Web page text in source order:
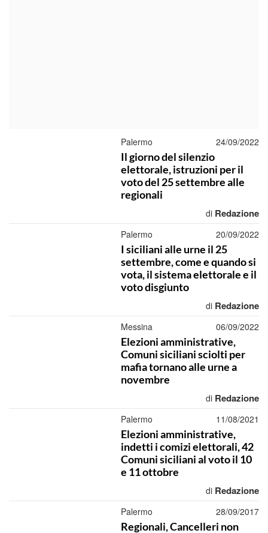
Palermo 24/09/2022
Il giorno del silenzio
elettorale, istruzioni per il
voto del 25 settembre alle
regionali
di Redazione
Palermo 20/09/2022
I siciliani alle urne il 25
settembre, come e quando si
vota, il sistema elettorale e il
voto disgiunto
di Redazione
Messina 06/09/2022
Elezioni amministrative,
Comuni siciliani sciolti per
mafia tornano alle urne a
novembre
di Redazione
Palermo 11/08/2021
Elezioni amministrative,
indetti i comizi elettorali, 42
Comuni siciliani al voto il 10
e 11 ottobre
di Redazione
Palermo 28/09/2017
Regionali, Cancelleri non